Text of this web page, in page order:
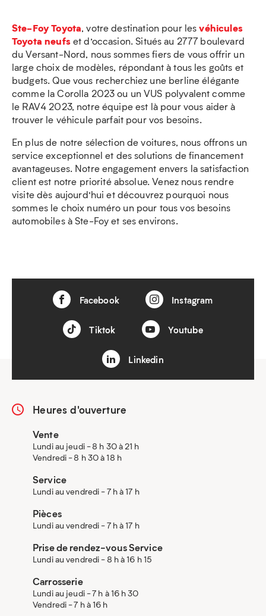
Ste-Foy Toyota, votre destination pour lesvéhicules
Toyota neufset d’occasion. Situés au 2777 boulevard
du Versant-Nord, nous sommes fiers de vous offrir un
large choix de modèles, répondant à tous les goûts et
budgets. Que vous recherchiez une berline élégante
comme la Corolla 2023 ou un VUS polyvalent comme
le RAV4 2023, notre équipe est là pour vous aider à
trouver le véhicule parfait pour vos besoins.
En plus de notre sélection de voitures, nous offrons un
service exceptionnel et des solutions de financement
avantageuses. Notre engagement envers la satisfaction
client est notre priorité absolue. Venez nous rendre
visite dès aujourd’hui et découvrez pourquoi nous
sommes le choix numéro un pour tous vos besoins
automobiles à Ste-Foy et ses environs.
Facebook Instagram
Tiktok Youtube
Linkedin
Heures d'ouverture
Vente
Lundi au jeudi - 8 h 30 à 21 h
Vendredi - 8 h 30 à 18 h
Service
Lundi au vendredi - 7 h à 17 h
Pièces
Lundi au vendredi - 7 h à 17 h
Prise de rendez-vous Service
Lundi au vendredi - 8 h à 16 h 15
Carrosserie
Lundi au jeudi - 7 h à 16 h 30
Vendredi - 7 h à 16 h